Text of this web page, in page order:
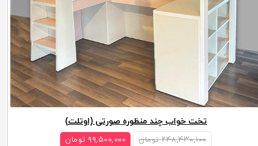
تخت خواب چند منظوره صورتی (اوتلت)
۲۴۸,۴۳۰,۱۰۰ تومان ۹۹,۵۰۰,۰۰۰ تومان